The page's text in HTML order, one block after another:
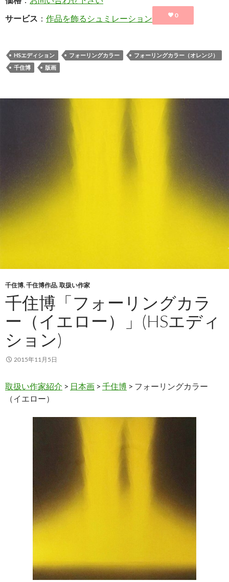
サービス ： 作品を飾るシュミレーション 0
HSエディション フォーリングカラー
フォーリングカラー（オレンジ）
千住博
版画
千住博,千住博作品,取扱い作家
千住博「フォーリングカラ
ー（イエロー）」(HSエディ
ション)
2015年11月5日
取扱い作家紹介 > 日本画 > 千住博 > フォーリングカラー
（イエロー）